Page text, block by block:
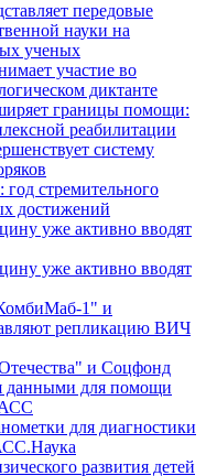
передовые
науки на
ученых
участие во
диктанте
границы помощи:
реабилитации
систему
стремительного
достижений
уже активно вводят
уже активно вводят
1" и
репликацию ВИЧ
и Соцфонд
данными для помощи
для диагностики
развития детей